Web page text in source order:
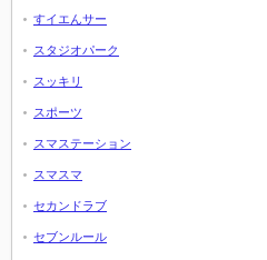
すイエんサー
スタジオパーク
スッキリ
スポーツ
スマステーション
スマスマ
セカンドラブ
セブンルール